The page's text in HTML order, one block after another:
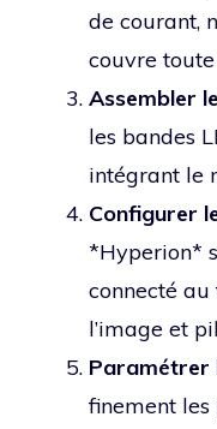
de courant,
couvre
Assembler
les bandes
intégrant le
Configurer
*Hyperion*
connecté
l’image et
Paramétrer
finement